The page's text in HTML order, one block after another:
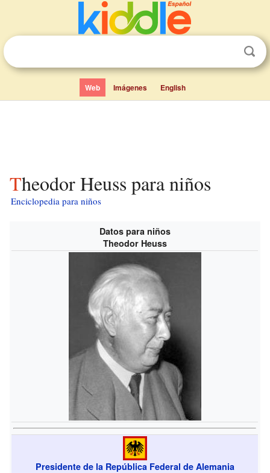
Web Imágenes English
Theodor Heuss para niños
Enciclopedia para niños
Datos para niños
Theodor Heuss
Presidente de la República Federal de Alemania